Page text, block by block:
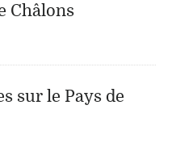
Châlons
sur le Pays de